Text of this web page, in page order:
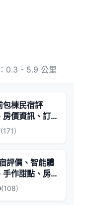
0.3 - 5.9 公里
包棟民宿評
房價資訊、訂
與自然療癒
(171)
評價、智能體
手作甜點、房
結 - 智慧宅與
(108)